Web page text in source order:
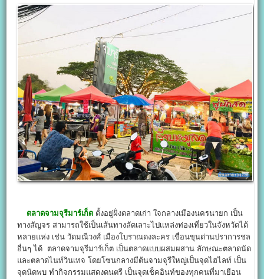
ตลาดจามจุรีมาร์เก็ต ตั้งอยู่ฝั่งตลาดเก่า ใจกลางเมืองนครนายก เป็น
ทางสัญจร สามารถใช้เป็นเส้นทางลัดเลาะไปเเหล่งท่องเที่ยวในจังหวัดได้
หลายแห่ง เช่น วัดมณีวงศ์ เมืองโบราณดงละคร เขื่อนขุนด่านปราการชล
อื่นๆ ได้ ตลาดจามจุรีมาร์เก็ต เป็นตลาดแบบผสมผสาน ลักษณะตลาดนัด
และตลาดไนท์วินเทจ โดยโซนกลางมีต้นจามจุรีใหญ่เป็นจุดไฮไลท์ เป็น
จุดนัดพบ ทำกิจกรรมแสดงดนตรี เป็นจุดเช็คอินท์ของทุกคนที่มาเยือน